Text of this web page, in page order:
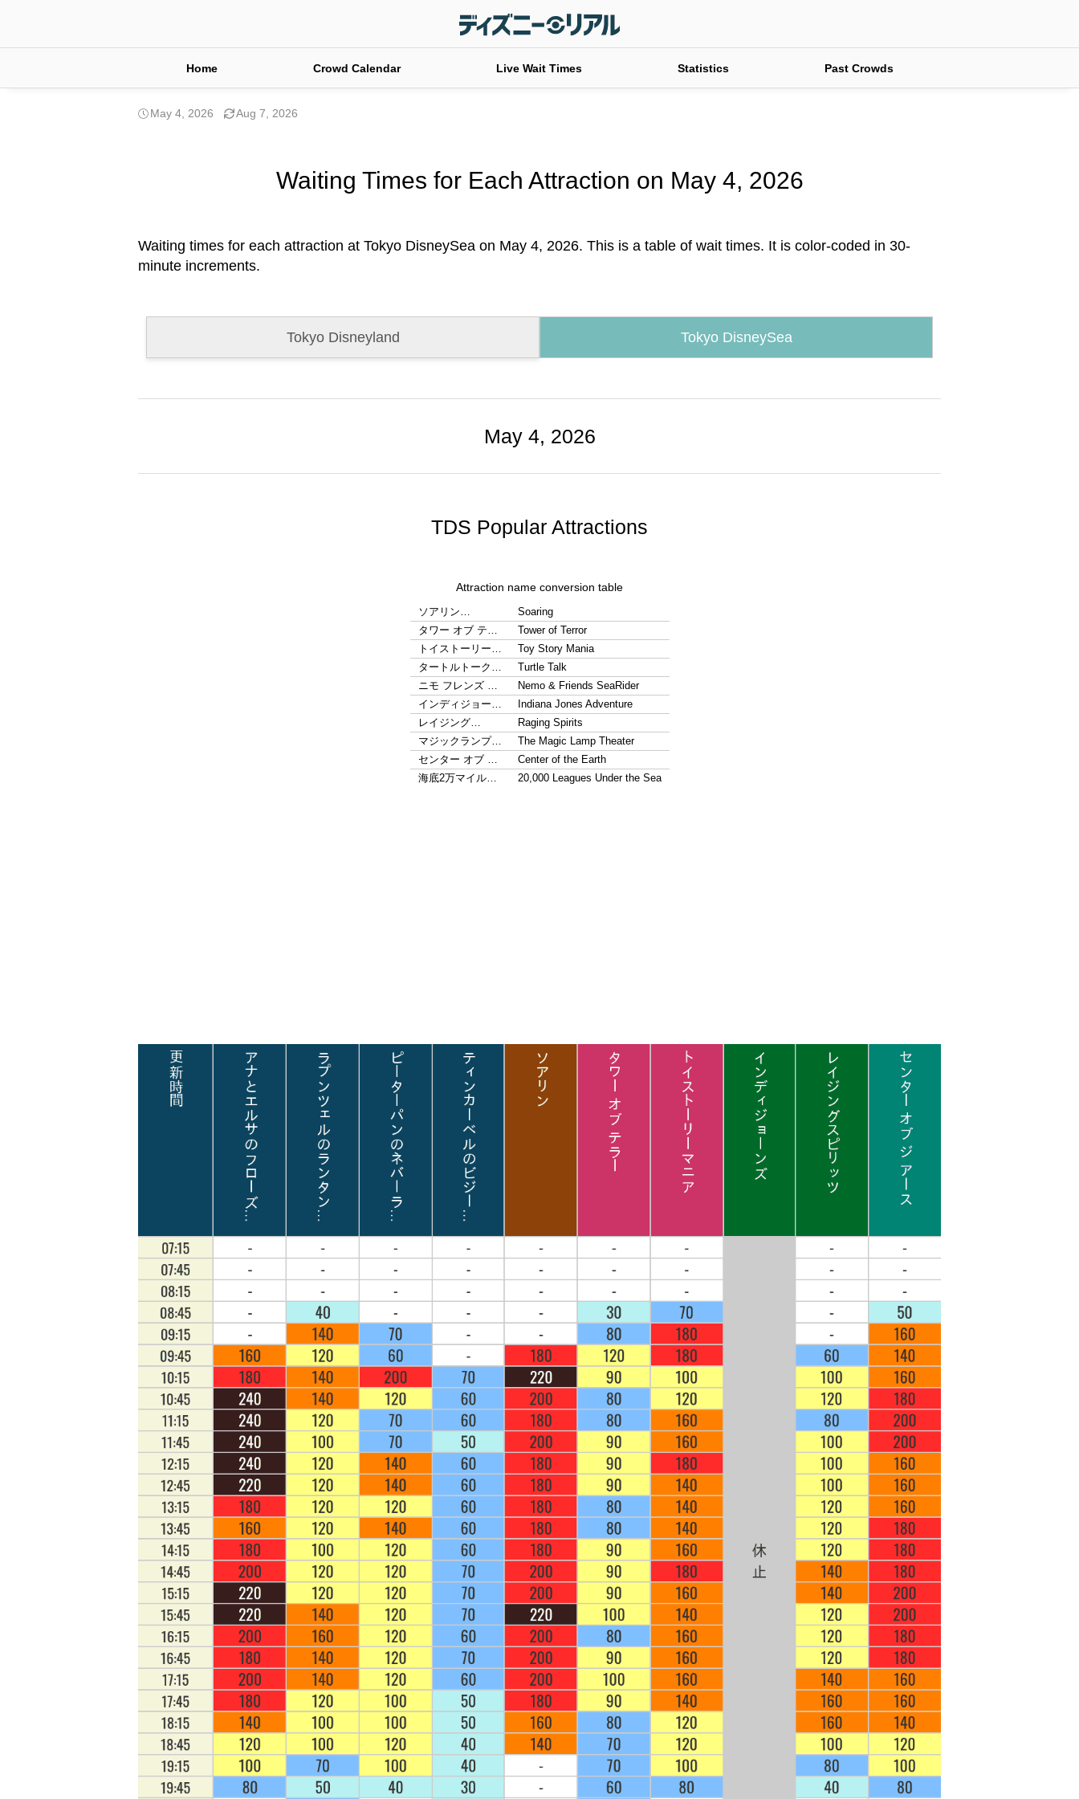
Home Crowd Calendar Live Wait Times Statistics Past Crowds
May 4, 2026 Aug 7, 2026
Waiting Times for Each Attraction on May 4, 2026
Waiting times for each attraction at Tokyo DisneySea on May 4, 2026. This is a table of wait times. It is color-coded in 30-
minute increments.
Tokyo Disneyland Tokyo DisneySea
May 4, 2026
TDS Popular Attractions
Attraction name conversion table
ソアリン…
Soaring
タワー オブ テ…
Tower of Terror
トイストーリー…
Toy Story Mania
タートルトーク…
Turtle Talk
ニモ フレンズ …
Nemo & Friends SeaRider
インディジョー…
Indiana Jones Adventure
レイジング…
Raging Spirits
マジックランプ…
The Magic Lamp Theater
センター オブ …
Center of the Earth
海底2万マイル…
20,000 Leagues Under the Sea